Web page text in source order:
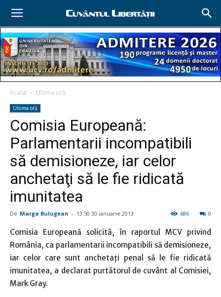
Acasă Ultima oră
Ultima oră
Comisia Europeană:
Parlamentarii incompatibili
să demisioneze, iar celor
anchetaţi să le fie ridicată
imunitatea
De Marga Bulugean - 13:50 30 ianuarie 2013 0
686
Comisia Europeană solicită, în raportul MCV privind
România, ca parlamentarii incompatibili să demisioneze,
iar celor care sunt anchetaţi penal să le fie ridicată
imunitatea, a declarat purtătorul de cuvânt al Comisiei,
Mark Gray.